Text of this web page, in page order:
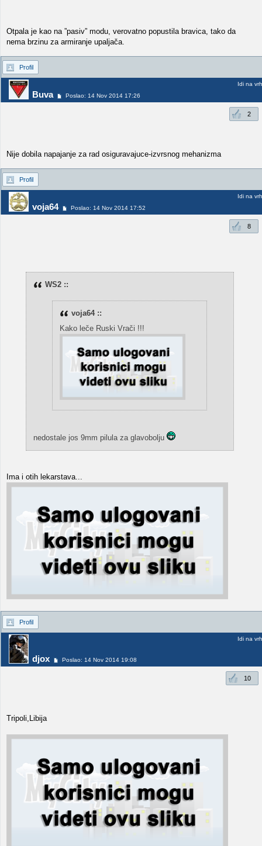
Otpala je kao na ”pasiv” modu, verovatno popustila bravica, tako da
nema brzinu za armiranje upaljača.
Profil
Buva Poslao: 14 Nov 2014 17:26
Idi na vrh
2
Nije dobila napajanje za rad osiguravajuce-izvrsnog mehanizma
Profil
voja64 Poslao: 14 Nov 2014 17:52
Idi na vrh
8
WS2 ::
voja64 ::
Kako leče Ruski Vrači !!!
nedostale jos 9mm pilula za glavobolju
Ima i otih lekarstava...
Profil
djox Poslao: 14 Nov 2014 19:08
Idi na vrh
10
Tripoli,Libija